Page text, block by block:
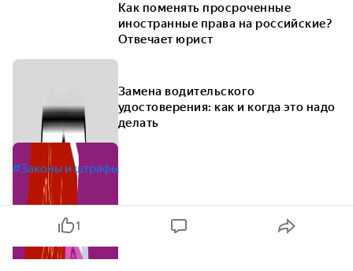
Как поменять просроченные
иностранные права на российские?
Отвечает юрист
Замена водительского
удостоверения: как и когда это надо
делать
#Законы и штрафы
1